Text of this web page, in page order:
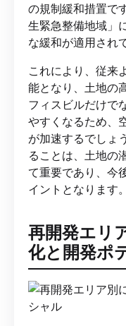
の規制緩和措置で
生緊急整備地域」
な緩和が適用され
これにより、従来
能となり、土地の
フィスビルだけで
やすくなるため、
が加速するでしょ
ることは、土地の
て重要であり、今
イントとなります。
再開発エリ
化と開発ポ